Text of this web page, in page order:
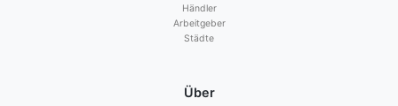
Händler
Arbeitgeber
Städte
Über